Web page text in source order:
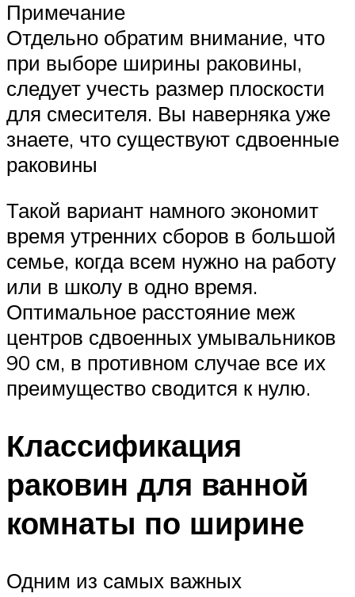
Примечание
Отдельно обратим внимание, что
при выборе ширины раковины,
следует учесть размер плоскости
для смесителя. Вы наверняка уже
знаете, что существуют сдвоенные
раковины
Такой вариант намного экономит
время утренних сборов в большой
семье, когда всем нужно на работу
или в школу в одно время.
Оптимальное расстояние меж
центров сдвоенных умывальников
90 см, в противном случае все их
преимущество сводится к нулю.
Классификация
раковин для ванной
комнаты по ширине
Одним из самых важных